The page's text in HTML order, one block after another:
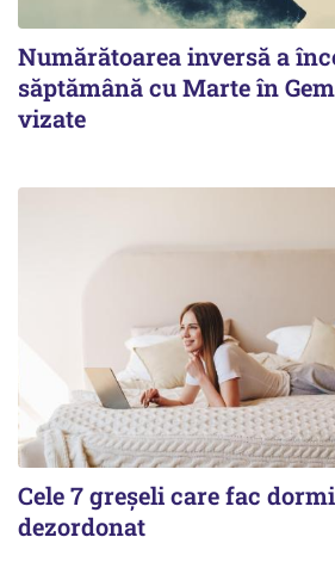
Numărătoarea inversă a
săptămână cu Marte în
vizate
Cele 7 greșeli care fac
dezordonat